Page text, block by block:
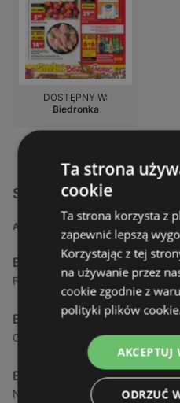
DOSTĘPNY W:
Biedronka
Sklepy Biedronka w
ADRES
Biedronka
Fińska 4, 72-602 Świnoujście
Biedronka
Chrobrego 9, 72-600
Biedronka
Nowokarsiborska 2, 72-600
Ta strona
cookie
Ta strona korzysta z
zapewnić lepszą
Korzystając z tej
na używanie przez
cookie zgodnie z
polityki plików
AKCEPTUJ
ODRZUĆ